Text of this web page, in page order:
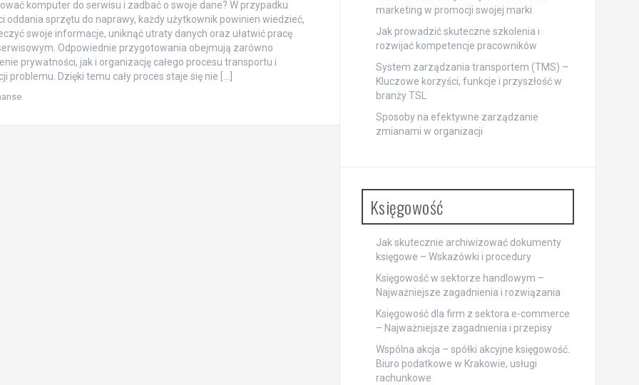
komputer do serwisu i zadbać o swoje dane? W przypadku
oddania sprzętu do naprawy, każdy użytkownik powinien wiedzieć,
swoje informacje, uniknąć utraty danych oraz ułatwić pracę
Odpowiednie przygotowania obejmują zarówno
prywatności, jak i organizację całego procesu transportu i
problemu. Dzięki temu cały proces staje się nie […]
marketing w promocji swojej marki
Jak prowadzić skuteczne szkolenia i
rozwijać kompetencje pracowników
System zarządzania transportem (TMS) –
Kluczowe korzyści, funkcje i przyszłość w
branży TSL
Sposoby na efektywne zarządzanie
zmianami w organizacji
Księgowość
Jak skutecznie archiwizować dokumenty
księgowe – Wskazówki i procedury
Księgowość w sektorze handlowym –
Najważniejsze zagadnienia i rozwiązania
Księgowość dla firm z sektora e-commerce
– Najważniejsze zagadnienia i przepisy
Wspólna akcja – spółki akcyjne księgowość.
Biuro podatkowe w Krakowie, usługi
rachunkowe